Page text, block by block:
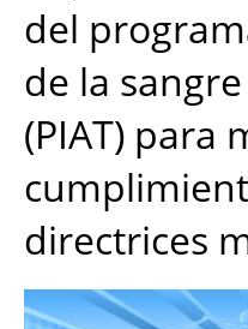
del
de la
(PIAT) para
directrices